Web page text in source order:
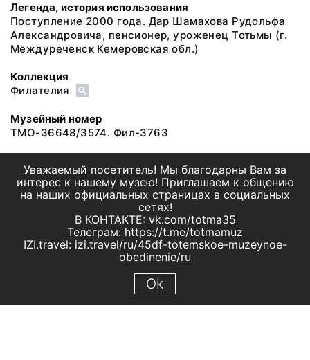
Легенда, история использования
Поступление 2000 года. Дар Шамахова Рудольфа
Александровича, пенсионер, уроженец Тотьмы (г.
Междуреченск Кемеровская обл.)
Коллекция
Филателия
Музейный номер
ТМО-36648/3574. Фил-3763
Уважаемый посетитель! Мы благодарны Вам за
интерес к нашему музею! Приглашаем к общению
на наших официальных страницах в социальных
сетях!
В КОНТАКТЕ: vk.com/totma35
Телеграм: https://t.me/totmamuz
IZI.travel: izi.travel/ru/45df-totemskoe-muzeynoe-
obedinenie/ru
Ok